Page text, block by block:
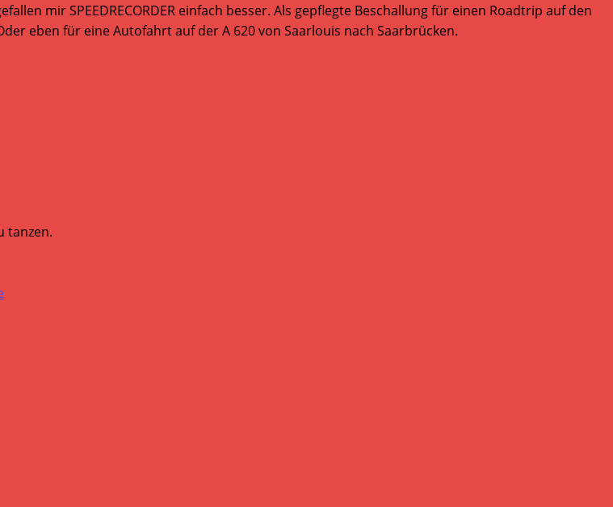
mir SPEEDRECORDER einfach besser. Als gepflegte Beschallung für einen Roadtrip auf den
eben für eine Autofahrt auf der A 620 von Saarlouis nach Saarbrücken.
tanzen.